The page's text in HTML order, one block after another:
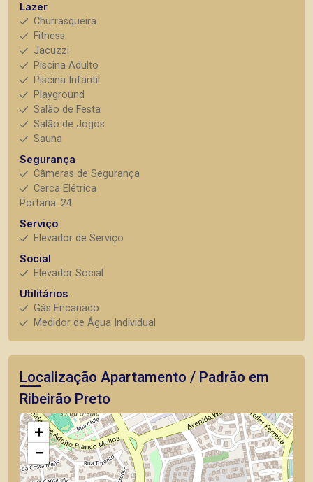
Lazer
Churrasqueira
Fitness
Jacuzzi
Piscina Adulto
Piscina Infantil
Playground
Salão de Festa
Salão de Jogos
Sauna
Segurança
Câmeras de Segurança
Cerca Elétrica
Portaria: 24
Serviço
Elevador de Serviço
Social
Elevador Social
Utilitários
Gás Encanado
Medidor de Água Individual
Localização Apartamento / Padrão em
Ribeirão Preto
+
−